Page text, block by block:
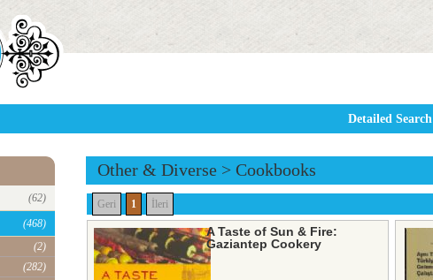
Detailed Search
(62)
(468)
(2)
(282)
Other & Diverse > Cookbooks
Geri 1 İleri
A Taste of Sun & Fire:
Gaziantep Cookery